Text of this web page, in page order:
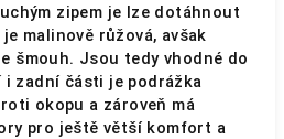
zipem je lze dotáhnout
malinově růžová, avšak
šmouh. Jsou tedy vhodné do
i zadní části je podrážka
okopu a zároveň má
pro ještě větší komfort a